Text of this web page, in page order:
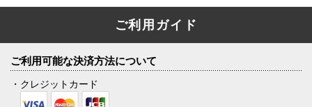
ご利用ガイド
ご利用可能な決済方法について
・クレジットカード